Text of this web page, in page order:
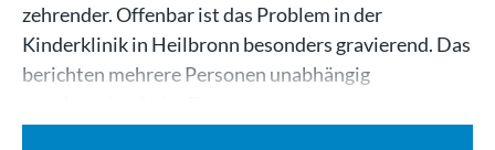
zehrender. Offenbar ist das Problem in der
Kinderklinik in Heilbronn besonders gravierend. Das
berichten mehrere Personen unabhängig